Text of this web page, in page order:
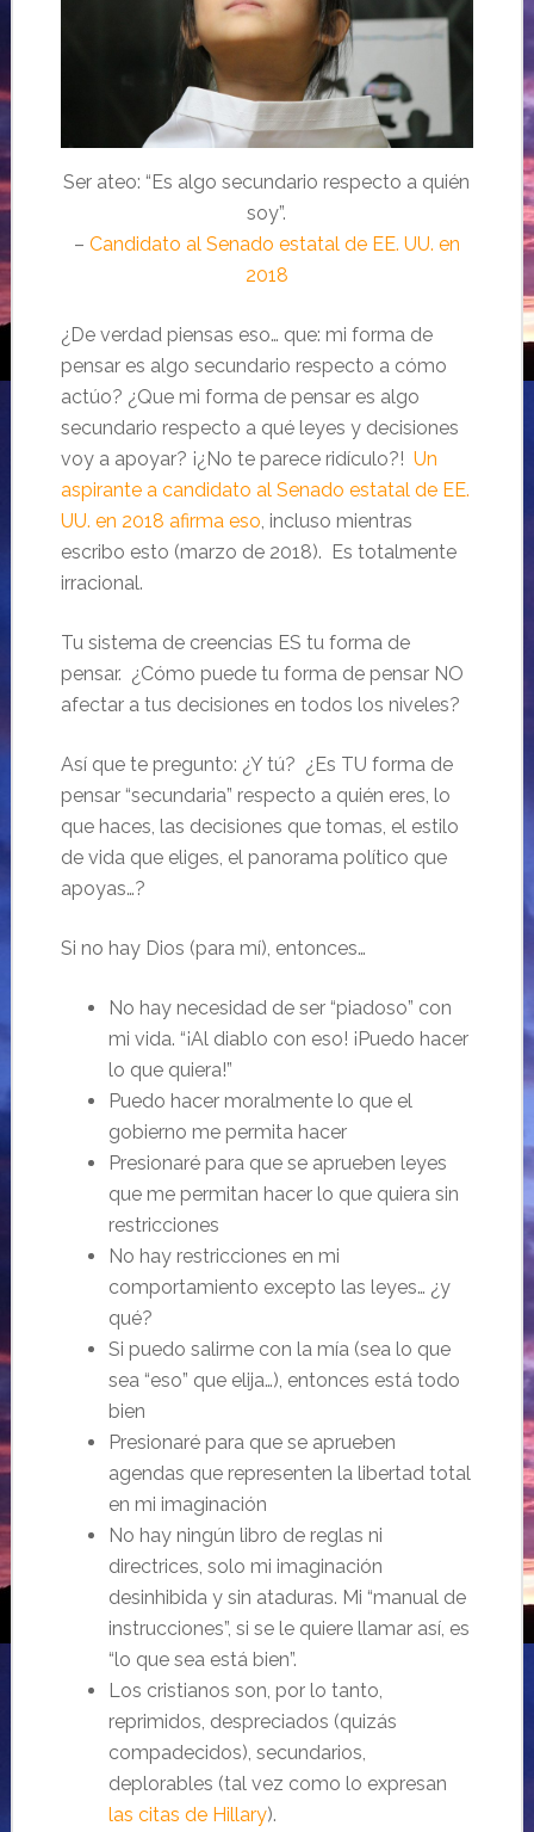
Ser ateo: “Es algo secundario respecto a quién
soy”.
– Candidato al Senado estatal de EE. UU. en
2018
¿De verdad piensas eso… que: mi forma de
pensar es algo secundario respecto a cómo
actúo? ¿Que mi forma de pensar es algo
secundario respecto a qué leyes y decisiones
voy a apoyar? ¡¿No te parece ridículo?! Un
aspirante a candidato al Senado estatal de EE.
UU. en 2018 afirma eso , incluso mientras
escribo esto (marzo de 2018). Es totalmente
irracional.
Tu sistema de creencias ES tu forma de
pensar. ¿Cómo puede tu forma de pensar NO
afectar a tus decisiones en todos los niveles?
Así que te pregunto: ¿Y tú? ¿Es TU forma de
pensar “secundaria” respecto a quién eres, lo
que haces, las decisiones que tomas, el estilo
de vida que eliges, el panorama político que
apoyas…?
Si no hay Dios (para mí), entonces…
No hay necesidad de ser “piadoso” con
mi vida. “¡Al diablo con eso! ¡Puedo hacer
lo que quiera!”
Puedo hacer moralmente lo que el
gobierno me permita hacer
Presionaré para que se aprueben leyes
que me permitan hacer lo que quiera sin
restricciones
No hay restricciones en mi
comportamiento excepto las leyes… ¿y
qué?
Si puedo salirme con la mía (sea lo que
sea “eso” que elija…), entonces está todo
bien
Presionaré para que se aprueben
agendas que representen la libertad total
en mi imaginación
No hay ningún libro de reglas ni
directrices, solo mi imaginación
desinhibida y sin ataduras. Mi “manual de
instrucciones”, si se le quiere llamar así, es
“lo que sea está bien”.
Los cristianos son, por lo tanto,
reprimidos, despreciados (quizás
compadecidos), secundarios,
deplorables (tal vez como lo expresan
las citas de Hillary).